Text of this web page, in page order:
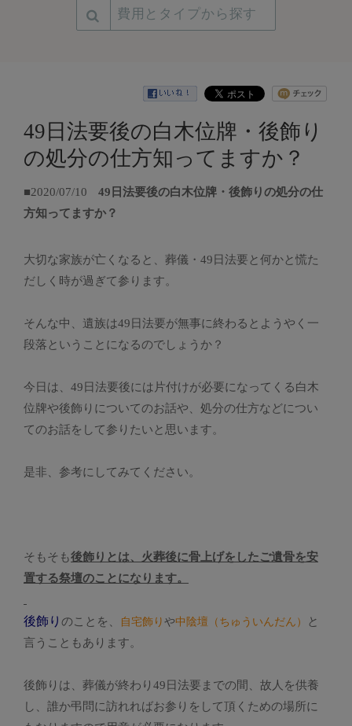
費用とタイプから探す
49日法要後の白木位牌・後飾り
の処分の仕方知ってますか？
■2020/07/10
49日法要後の白木位牌・後飾りの処分の仕
方知ってますか？
大切な家族が亡くなると、葬儀・49日法要と何かと慌た
だしく時が過ぎて参ります。
そんな中、遺族は49日法要が無事に終わるとようやく一
段落ということになるのでしょうか？
今日は、49日法要後には片付けが必要になってくる白木
位牌や後飾りについてのお話や、処分の仕方などについ
てのお話をして参りたいと思います。
是非、参考にしてみてください。
そもそも後飾りとは、火葬後に骨上げをしたご遺骨を安
置する祭壇のことになります。
後飾り のことを、 自宅飾り や中陰壇（ちゅういんだん）
と
言うこともあります。
後飾りは、葬儀が終わり49日法要までの間、故人を供養
し、誰か弔問に訪れればお参りをして頂くための場所に